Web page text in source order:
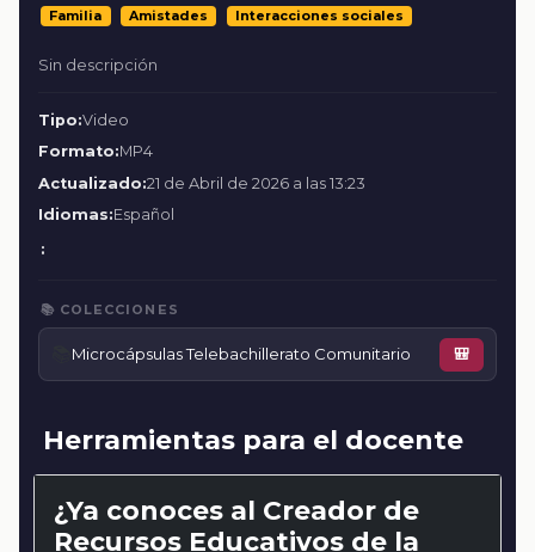
Familia Amistades Interacciones sociales
Sin descripción
Tipo:Video
Formato:MP4
Actualizado:21 de Abril de 2026 a las 13:23
Idiomas:Español
:
📚 COLECCIONES
Microcápsulas Telebachillerato Comunitario 🎒
Herramientas para el docente
¿Ya conoces al Creador de
Recursos Educativos de la